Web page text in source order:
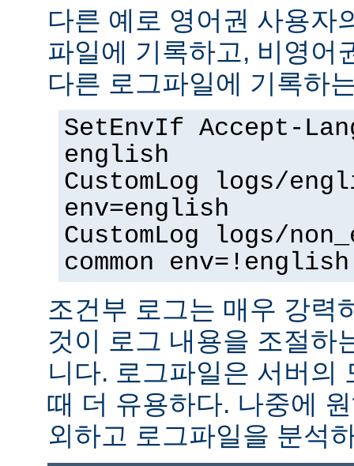
다른 예로 영어권 사용자
파일에 기록하고, 비영어
다른 로그파일에 기록하
SetEnvIf Accept-
english
CustomLog logs/
env=english
CustomLog logs/
common env=!english
조건부 로그는 매우 강력
것이 로그 내용을 조절하
니다. 로그파일은 서버의
때 더 유용하다. 나중에
외하고 로그파일을 분석